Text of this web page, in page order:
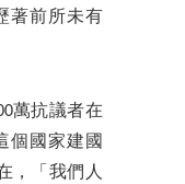
著前所未有
萬抗議者在
個國家建國
，「我們人